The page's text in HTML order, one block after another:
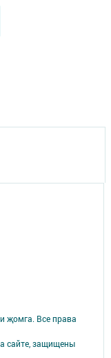
җомга. Все права
сайте, защищены